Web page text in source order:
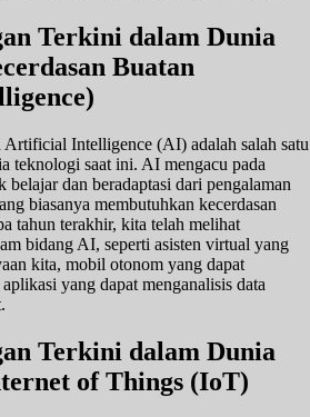
Terkini dalam Dunia
Buatan
Artificial Intelligence (AI) adalah salah satu
teknologi saat ini. AI mengacu pada
belajar dan beradaptasi dari pengalaman
biasanya membutuhkan kecerdasan
tahun terakhir, kita telah melihat
bidang AI, seperti asisten virtual yang
kita, mobil otonom yang dapat
yang dapat menganalisis data
Terkini dalam Dunia
of Things (IoT)